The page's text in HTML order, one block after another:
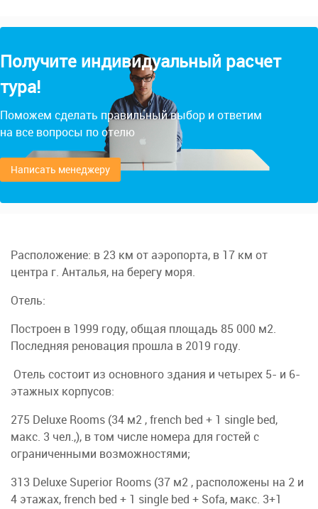
Получите индивидуальный расчет
тура!
Поможем сделать правильный выбор и ответим
на все вопросы по отелю
Написать менеджеру
Расположение: в 23 км от аэропорта, в 17 км от
центра г. Анталья, на берегу моря.
Отель:
Построен в 1999 году, общая площадь 85 000 м2.
Последняя реновация прошла в 2019 году.
Отель состоит из основного здания и четырех 5- и 6-
этажных корпусов:
275 Deluxe Rooms (34 м2 , french bed + 1 single bed,
макс. 3 чел.,), в том числе номера для гостей с
ограниченными возможностями;
313 Deluxe Superior Rooms (37 м2 , расположены на 2 и
4 этажах, french bed + 1 single bed + Sofa, макс. 3+1